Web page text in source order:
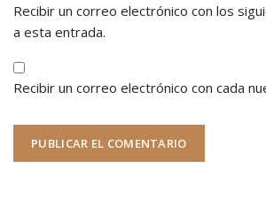
Recibir un correo electrónico con los
a esta entrada.
Recibir un correo electrónico con cada